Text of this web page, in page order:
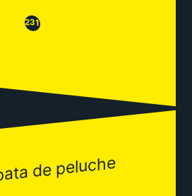
😒231😂
de peluche